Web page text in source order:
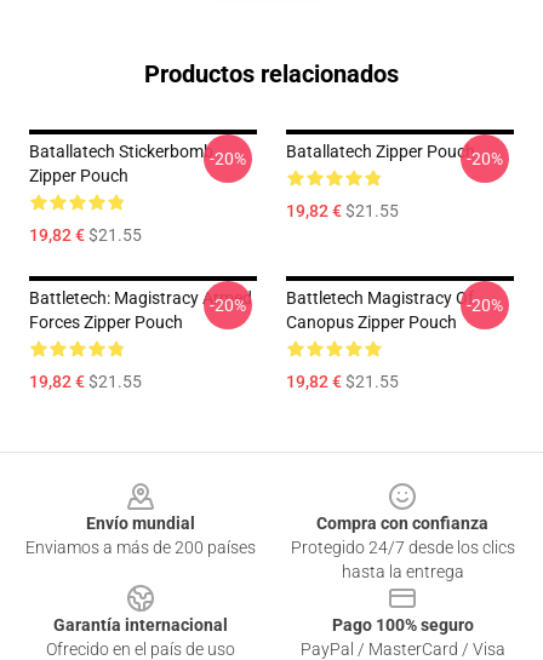
Productos relacionados
Batallatech Stickerbomb
Zipper Pouch
19,82 €$21.55
-20% Batallatech Zipper Pouch
19,82 €$21.55
-20%
Battletech: Magistracy Armed
Forces Zipper Pouch
19,82 €$21.55
-20%
Battletech Magistracy Of
Canopus Zipper Pouch
19,82 €$21.55
-20%
Envío mundial
Enviamos a más de 200 países
Compra con confianza
Protegido 24/7 desde los clics
hasta la entrega
Garantía internacional
Ofrecido en el país de uso
Pago 100% seguro
PayPal / MasterCard / Visa